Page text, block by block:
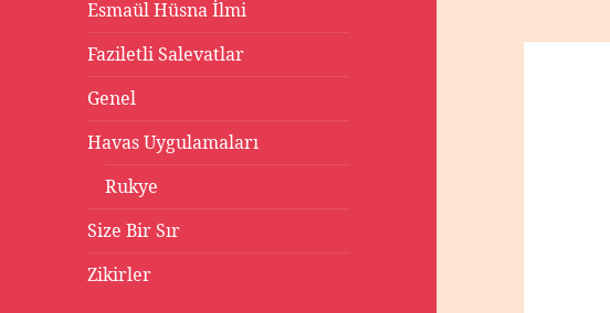
Esmaül Hüsna İlmi
Faziletli Salevatlar
Genel
Havas Uygulamaları
Rukye
Size Bir Sır
Zikirler